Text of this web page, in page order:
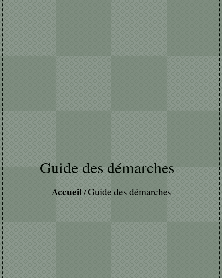
Guide des démarches
Accueil/Guide des démarches